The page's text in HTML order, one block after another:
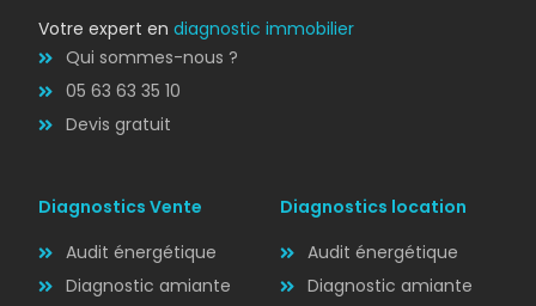
Votre expert endiagnostic immobilier
Qui sommes-nous ?
05 63 63 35 10
Devis gratuit
Diagnostics Vente
Audit énergétique
Diagnostic amiante
Diagnostics location
Audit énergétique
Diagnostic amiante